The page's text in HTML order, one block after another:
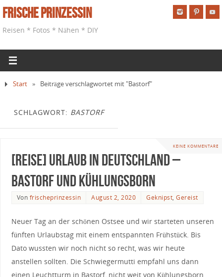
Frische Prinzessin
Reisen * Fotos * Nähen * DIY
Start » Beiträge verschlagwortet mit "Bastorf"
SCHLAGWORT: BASTORF
KEINE KOMMENTARE
[Reise] Urlaub in Deutschland –
Bastorf und Kühlungsborn
Von frischeprinzessin August 2, 2020 Geknipst,Gereist
Neuer Tag an der schönen Ostsee und wir starteten unseren
fünften Urlaubstag mit einem entspannten Frühstück. Bis
Dato wussten wir noch nicht so recht, was wir heute
anstellen sollten. Die Schwiegermutti empfahl uns dann
einen Leuchtturm in Bastorf, nicht weit von Kühlungsborn